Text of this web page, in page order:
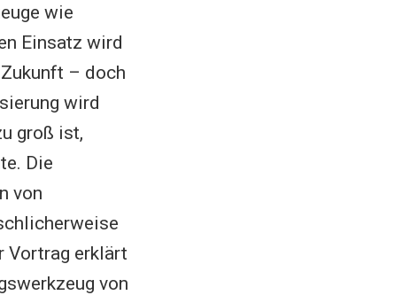
wie
Einsatz wird
– doch
wird
groß ist,
Die
von
Vortrag erklärt
von